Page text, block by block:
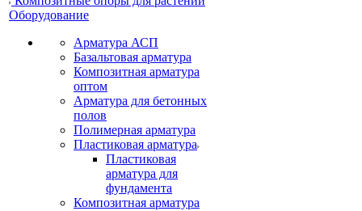
Оборудование
Арматура АСП
Базальтовая арматура
Композитная арматура
оптом
Арматура для бетонных
полов
Полимерная арматура
Пластиковая арматура
Пластиковая
арматура для
фундамента
Композитная арматура